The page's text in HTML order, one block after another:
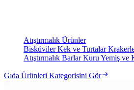
Atıştırmalık Ürünler
BisküvilerKek ve Turtalar
Atıştırmalık BarlarKuru Yemiş ve
Gıda Ürünleri Kategorisini Gör